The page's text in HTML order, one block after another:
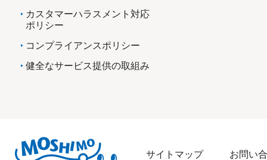
カスタマーハラスメント対応
ポリシー
コンプライアンスポリシー
健全なサービス提供の取組み
サイトマップ お問い